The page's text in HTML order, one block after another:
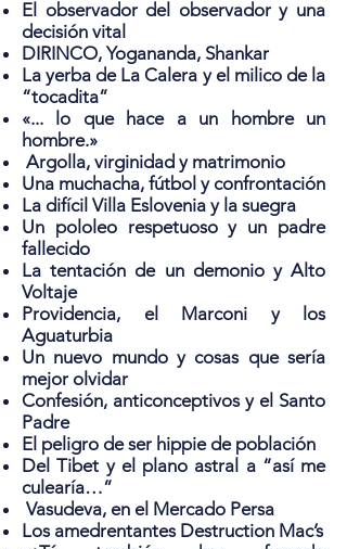
El observador del observador y una
decisión vital
DIRINCO, Yogananda, Shankar
La yerba de La Calera y el milico de la
“tocadita”
«... lo que hace a un hombre un
hombre.»
Argolla, virginidad y matrimonio
Una muchacha, fútbol y confrontación
La difícil Villa Eslovenia y la suegra
Un pololeo respetuoso y un padre
fallecido
La tentación de un demonio y Alto
Voltaje
Providencia, el Marconi y los
Aguaturbia
Un nuevo mundo y cosas que sería
mejor olvidar
Confesión, anticonceptivos y el Santo
Padre
El peligro de ser hippie de población
Del Tibet y el plano astral a “así me
culearía…”
Vasudeva, en el Mercado Persa
Los amedrentantes Destruction Mac’s